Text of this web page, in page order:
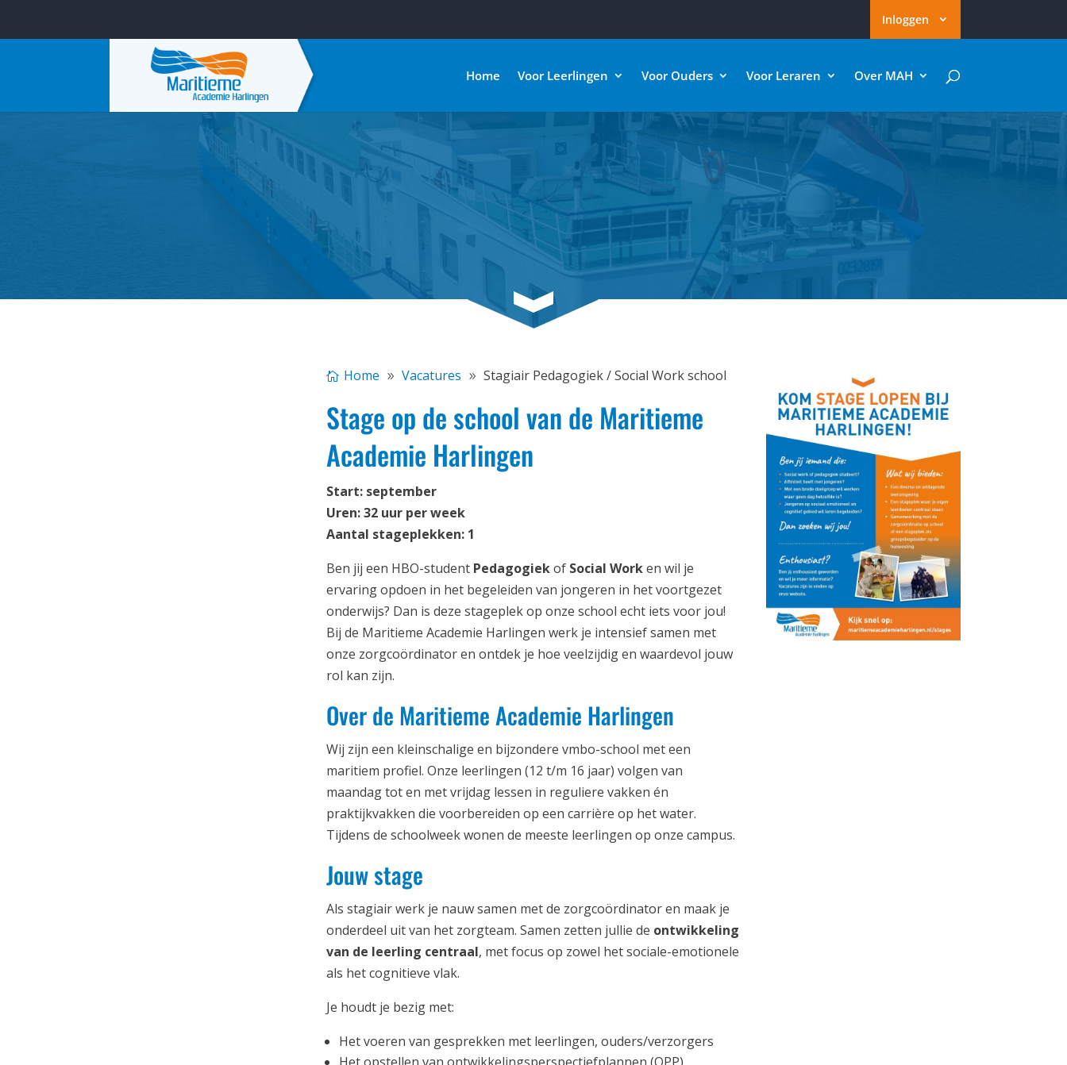
Inloggen
Home Voor Leerlingen Voor Ouders Voor Leraren Over MAH
3
Home Vacatures Stagiair Pedagogiek / Social Work school
Stage op de school van de Maritieme
Academie Harlingen
Start: september
Uren: 32 uur per week
Aantal stageplekken: 1
Ben jij een HBO-student Pedagogiekof Social Worken wil je
ervaring opdoen in het begeleiden van jongeren in het voortgezet
onderwijs? Dan is deze stageplek op onze school echt iets voor jou!
Bij de Maritieme Academie Harlingen werk je intensief samen met
onze zorgcoördinator en ontdek je hoe veelzijdig en waardevol jouw
rol kan zijn.
Over de Maritieme Academie Harlingen
Wij zijn een kleinschalige en bijzondere vmbo-school met een
maritiem profiel. Onze leerlingen (12 t/m 16 jaar) volgen van
maandag tot en met vrijdag lessen in reguliere vakken én
praktijkvakken die voorbereiden op een carrière op het water.
Tijdens de schoolweek wonen de meeste leerlingen op onze campus.
Jouw stage
Als stagiair werk je nauw samen met de zorgcoördinator en maak je
onderdeel uit van het zorgteam. Samen zetten jullie de ontwikkeling
van de leerling centraal, met focus op zowel het sociale-emotionele
als het cognitieve vlak.
Je houdt je bezig met:
Het voeren van gesprekken met leerlingen, ouders/verzorgers